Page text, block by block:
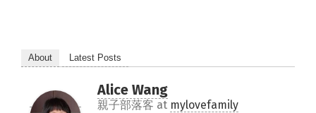
About Latest Posts
Alice Wang
親子部落客 at mylovefamily